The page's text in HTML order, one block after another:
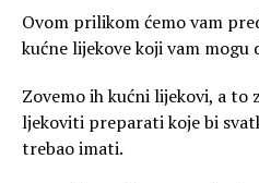
Ovom prilikom ćemo vam
kućne lijekove koji vam mogu
Zovemo ih kućni lijekovi, a to
ljekoviti preparati koje bi
trebao imati.